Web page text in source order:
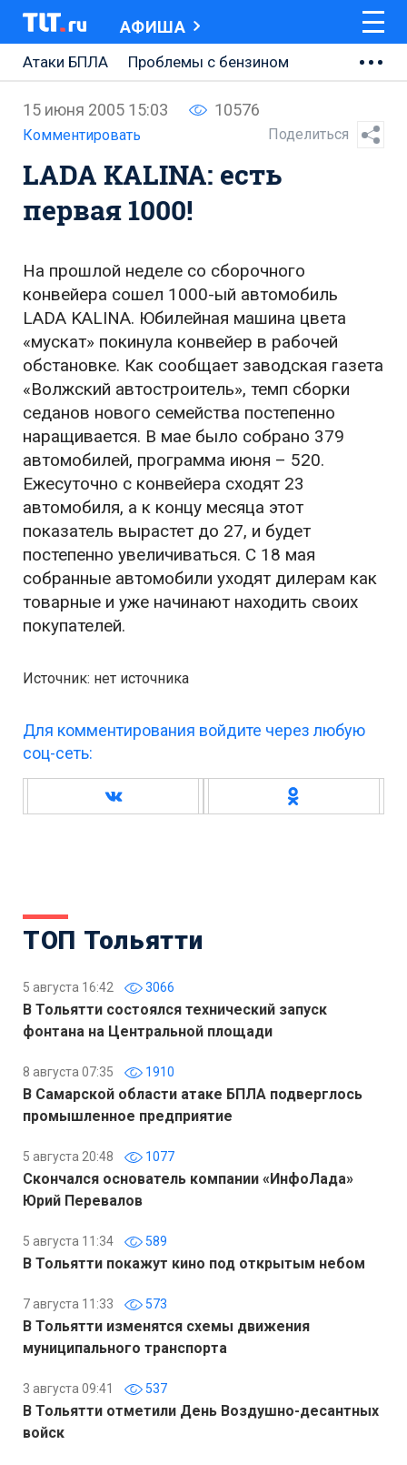
АФИША
Атаки БПЛА
Проблемы с бензином
Ремонт Центральной площади
Ремонт Обводного шоссе
Набережная Тольятти
15 июня 2005 15:03 10576
Комментировать Поделиться
LADA KALINA: есть
первая 1000!
На прошлой неделе со сборочного
конвейера сошел 1000-ый автомобиль
LADA KALINA. Юбилейная машина цвета
«мускат» покинула конвейер в рабочей
обстановке. Как сообщает заводская газета
«Волжский автостроитель», темп сборки
седанов нового семейства постепенно
наращивается. В мае было собрано 379
автомобилей, программа июня – 520.
Ежесуточно с конвейера сходят 23
автомобиля, а к концу месяца этот
показатель вырастет до 27, и будет
постепенно увеличиваться. С 18 мая
собранные автомобили уходят дилерам как
товарные и уже начинают находить своих
покупателей.
Источник: нет источника
Для комментирования войдите через любую
соц-сеть:
ТОП Тольятти
5 августа 16:42 3066
В Тольятти состоялся технический запуск
фонтана на Центральной площади
8 августа 07:35 1910
В Самарской области атаке БПЛА подверглось
промышленное предприятие
5 августа 20:48 1077
Скончался основатель компании «ИнфоЛада»
Юрий Перевалов
5 августа 11:34 589
В Тольятти покажут кино под открытым небом
7 августа 11:33 573
В Тольятти изменятся схемы движения
муниципального транспорта
3 августа 09:41 537
В Тольятти отметили День Воздушно-десантных
войск